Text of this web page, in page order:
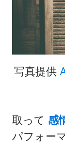
写真提供
取って 感
パフォー